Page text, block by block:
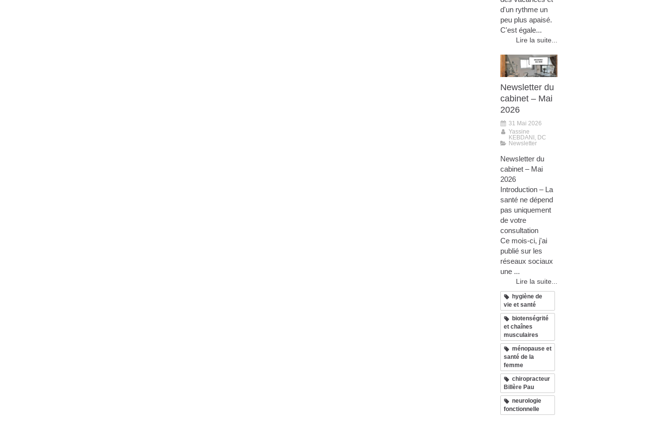
d'un rythme un
peu plus apaisé.
C'est égale...
Lire la suite...
Newsletter du
cabinet – Mai
2026
31 Mai 2026
Yassine
KEBDANI, DC
Newsletter
Newsletter du
cabinet – Mai
2026
Introduction – La
santé ne dépend
pas uniquement
de votre
consultation
Ce mois-ci, j'ai
publié sur les
réseaux sociaux
une ...
Lire la suite...
hygiène de
vie et santé
biotenségrité
et chaînes
musculaires
ménopause et
santé de la
femme
chiropracteur
Billère Pau
neurologie
fonctionnelle